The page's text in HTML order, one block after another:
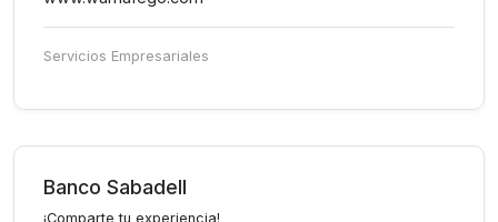
Servicios Empresariales
Banco Sabadell
¡Comparte tu experiencia!